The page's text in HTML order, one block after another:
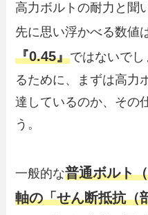
高力ボルトの耐力と聞
先に思い浮かべる数値
『0.45』ではないで
るために、まずは高力
達しているのか、その
う。
一般的な普通ボルト
軸の「せん断抵抗（